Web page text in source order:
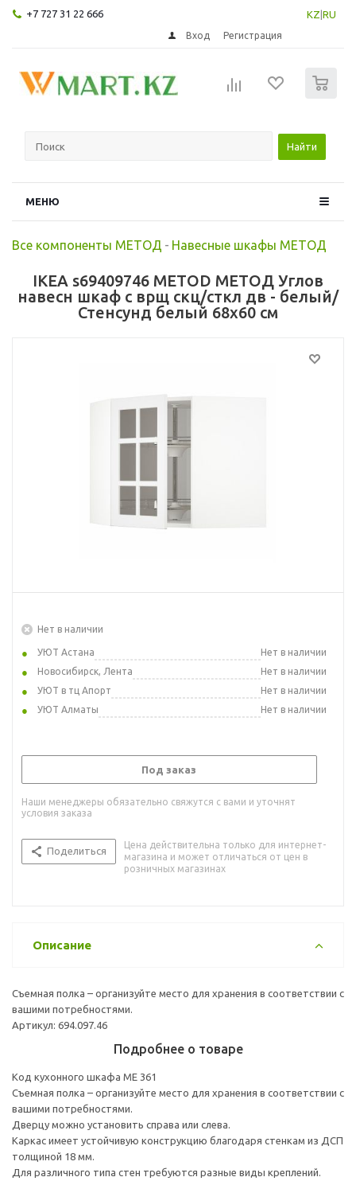
+7 727 31 22 666 KZ RU
Вход Регистрация
Найти
МЕНЮ
Все компоненты МЕТОД - Навесные шкафы МЕТОД
IKEA s69409746 METOD МЕТОД Углов
навесн шкаф с врщ скц/сткл дв - белый/
Стенсунд белый 68x60 см
Нет в наличии
УЮТ Астана
Нет в наличии
Новосибирск, Лента
Нет в наличии
УЮТ в тц Апорт
Нет в наличии
УЮТ Алматы
Нет в наличии
Под заказ
Наши менеджеры обязательно свяжутся с вами и уточнят
условия заказа
Поделиться
Цена действительна только для интернет-
магазина и может отличаться от цен в
розничных магазинах
Описание
Съемная полка – организуйте место для хранения в соответствии с
вашими потребностями.
Артикул: 694.097.46
Подробнее о товаре
Код кухонного шкафа ME 361
Съемная полка – организуйте место для хранения в соответствии с
вашими потребностями.
Дверцу можно установить справа или слева.
Каркас имеет устойчивую конструкцию благодаря стенкам из ДСП
толщиной 18 мм.
Для различного типа стен требуются разные виды креплений.